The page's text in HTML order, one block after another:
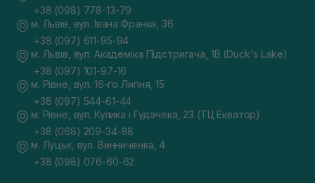
+38 (098) 778-13-79
м. Львів, вул. Івана Франка, 36
+38 (097) 611-95-94
м. Львів, вул. Академіка Підстригача, 1В (Duck's Lake)
+38 (097) 101-97-16
м. Рівне, вул. 16-го Липня, 15
+38 (097) 544-61-44
м. Рівне, вул. Кулика і Гудачека, 23 (ТЦ Екватор)
+38 (068) 209-34-88
м. Луцьк, вул. Винниченка, 4
+38 (098) 076-60-62